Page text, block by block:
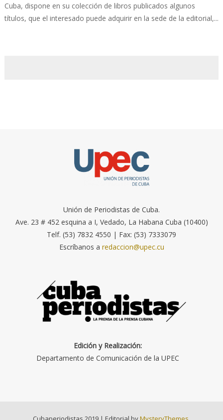
Cuba, dispone en su colección de libros publicados algunos
títulos, que el interesado puede adquirir en la sede de la editorial,...
Unión de Periodistas de Cuba.
Ave. 23 # 452 esquina a I, Vedado, La Habana Cuba (10400)
Telf. (53) 7832 4550 | Fax: (53) 7333079
Escríbanos a redaccion@upec.cu
Edición y Realización:
Departamento de Comunicación de la UPEC